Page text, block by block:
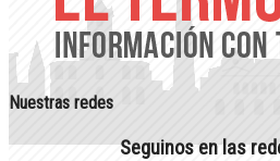
Nuestras redes
Seguinos en las